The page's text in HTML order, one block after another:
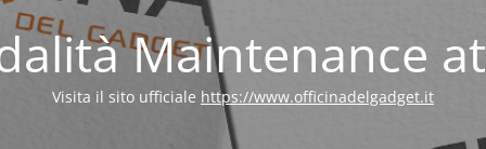
Maintenance
Visita il sito ufficiale https://www.officinadelgadget.it